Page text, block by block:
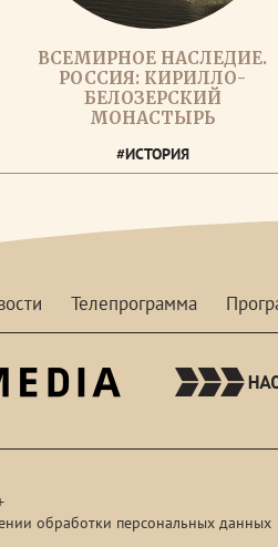
ВСЕМИРНОЕ НАСЛЕДИЕ.
РОССИЯ: КИРИЛЛО-
БЕЛОЗЕРСКИЙ
МОНАСТЫРЬ
#ИСТОРИЯ
Телепрограмма
обработки персональных данных